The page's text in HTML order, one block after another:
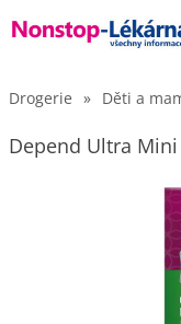
Drogerie » Děti a
Depend Ultra